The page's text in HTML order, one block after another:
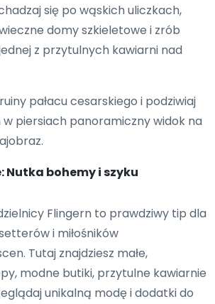
się po wąskich uliczkach,
domy szkieletowe i zrób
z przytulnych kawiarni nad
pałacu cesarskiego i podziwiaj
piersiach panoramiczny widok na
Nutka bohemy i szyku
Flingern to prawdziwy tip dla
i miłośników
Tutaj znajdziesz małe,
modne butiki, przytulne kawiarnie
unikalną modę i dodatki do